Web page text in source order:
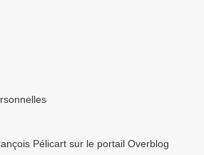
Pélicart sur le portail Overblog